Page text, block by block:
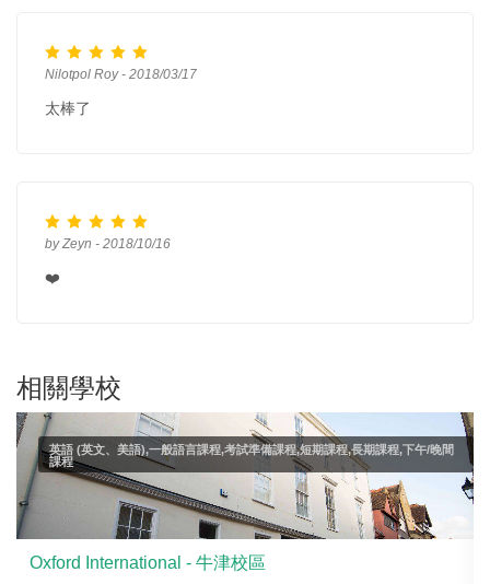
Nilotpol Roy - 2018/03/17
太棒了
by Zeyn - 2018/10/16
❤️
相關學校
英語 (英文、美語),一般語言課程,考試準備課程,短期課程,長期課程,下午/晚間
課程
Oxford International - 牛津校區